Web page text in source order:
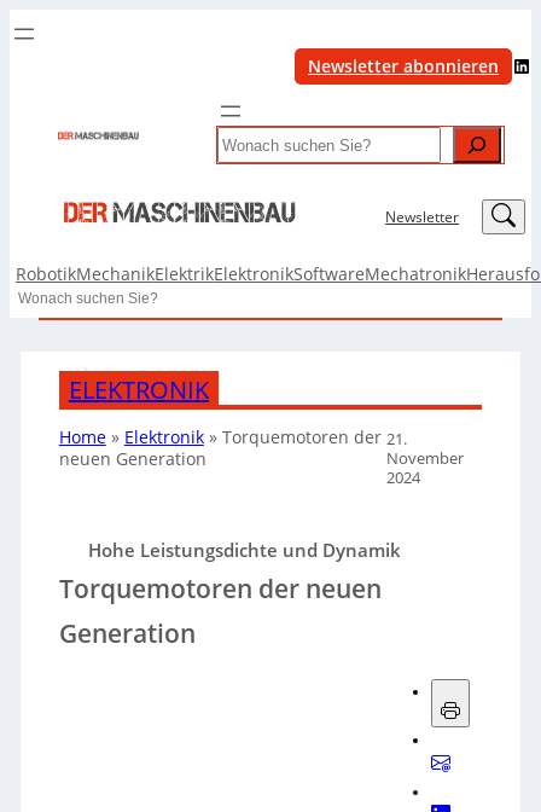
Newsletter abonnieren LinkedIn
Search
Newsletter LinkedIn
RobotikMechanikElektrikElektronikSoftwareMechatronik
Search
ELEKTRONIK
Home» Elektronik» Torquemotoren der
neuen Generation
21.
November
2024
Hohe Leistungsdichte und Dynamik
Torquemotoren der neuen
Generation